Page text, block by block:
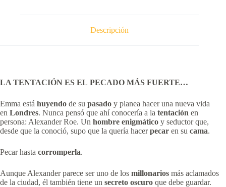
Descripción
LA TENTACIÓN ES EL PECADO MÁS FUERTE…
Emma está huyendo de su pasado y planea hacer una nueva vida
en Londres. Nunca pensó que ahí conocería a la tentación en
persona: Alexander Roe. Un hombre enigmático y seductor que,
desde que la conoció, supo que la quería hacerpecar en su cama.
Pecar hasta corromperla.
Aunque Alexander parece ser uno de los millonarios más aclamados
de la ciudad, él también tiene un secreto oscuro que debe guardar.